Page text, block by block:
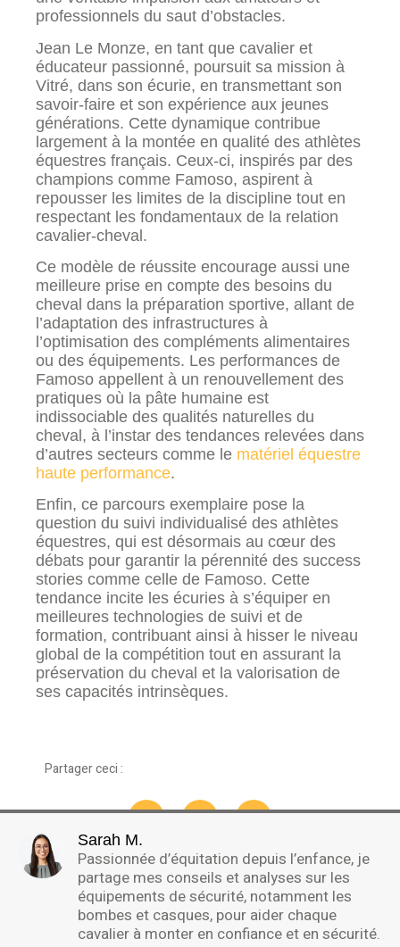
professionnels du saut d’obstacles.
Jean Le Monze, en tant que cavalier et
éducateur passionné, poursuit sa mission à
Vitré, dans son écurie, en transmettant son
savoir-faire et son expérience aux jeunes
générations. Cette dynamique contribue
largement à la montée en qualité des athlètes
équestres français. Ceux-ci, inspirés par des
champions comme Famoso, aspirent à
repousser les limites de la discipline tout en
respectant les fondamentaux de la relation
cavalier-cheval.
Ce modèle de réussite encourage aussi une
meilleure prise en compte des besoins du
cheval dans la préparation sportive, allant de
l’adaptation des infrastructures à
l’optimisation des compléments alimentaires
ou des équipements. Les performances de
Famoso appellent à un renouvellement des
pratiques où la pâte humaine est
indissociable des qualités naturelles du
cheval, à l’instar des tendances relevées dans
d’autres secteurs comme le matériel équestre
haute performance.
Enfin, ce parcours exemplaire pose la
question du suivi individualisé des athlètes
équestres, qui est désormais au cœur des
débats pour garantir la pérennité des success
stories comme celle de Famoso. Cette
tendance incite les écuries à s’équiper en
meilleures technologies de suivi et de
formation, contribuant ainsi à hisser le niveau
global de la compétition tout en assurant la
préservation du cheval et la valorisation de
ses capacités intrinsèques.
Partager ceci :
Sarah M.
Passionnée d’équitation depuis l’enfance, je
partage mes conseils et analyses sur les
équipements de sécurité, notamment les
bombes et casques, pour aider chaque
cavalier à monter en confiance et en sécurité.